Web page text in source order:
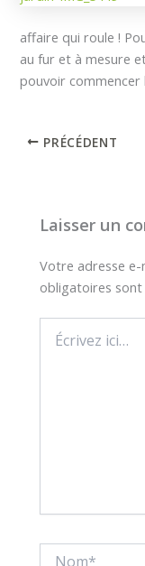
affaire qui roule !
au fur et à mesure
pouvoir commencer
PRÉCÉDENT
Laisser un
Votre adresse e-
obligatoires
ici…